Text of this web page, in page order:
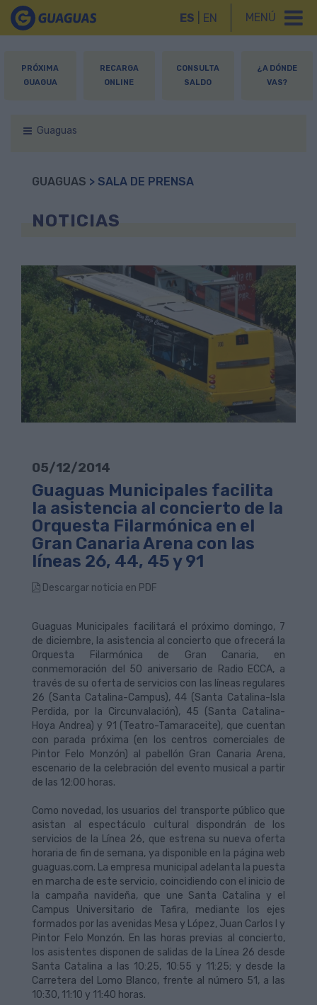
MENÚ
ES EN
PRÓXIMA
GUAGUA
RECARGA
ONLINE
CONSULTA
SALDO
¿A DÓNDE
VAS?
Guaguas
GUAGUAS > SALA DE PRENSA
NOTICIAS
05/12/2014
Guaguas Municipales facilita
la asistencia al concierto de la
Orquesta Filarmónica en el
Gran Canaria Arena con las
líneas 26, 44, 45 y 91
Descargar noticia en PDF
Guaguas Municipales facilitará el próximo domingo, 7
de diciembre, la asistencia al concierto que ofrecerá la
Orquesta Filarmónica de Gran Canaria, en
conmemoración del 50 aniversario de Radio ECCA, a
través de su oferta de servicios con las líneas regulares
26 (Santa Catalina-Campus), 44 (Santa Catalina-Isla
Perdida, por la Circunvalación), 45 (Santa Catalina-
Hoya Andrea) y 91 (Teatro-Tamaraceite), que cuentan
con parada próxima (en los centros comerciales de
Pintor Felo Monzón) al pabellón Gran Canaria Arena,
escenario de la celebración del evento musical a partir
de las 12:00 horas.
Como novedad, los usuarios del transporte público que
asistan al espectáculo cultural dispondrán de los
servicios de la Línea 26, que estrena su nueva oferta
horaria de fin de semana, ya disponible en la página web
guaguas.com. La empresa municipal adelanta la puesta
en marcha de este servicio, coincidiendo con el inicio de
la campaña navideña, que une Santa Catalina y el
Campus Universitario de Tafira, mediante los ejes
formados por las avenidas Mesa y López, Juan Carlos I y
Pintor Felo Monzón. En las horas previas al concierto,
los asistentes disponen de salidas de la Línea 26 desde
Santa Catalina a las 10:25, 10:55 y 11:25; y desde la
Carretera del Lomo Blanco, frente al número 51, a las
10:30, 11:10 y 11:40 horas.